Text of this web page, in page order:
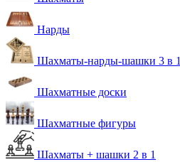
Нарды
Шахматы-нарды-шашки 3 в 1
Шахматные доски
Шахматные фигуры
Шахматы + шашки 2 в 1